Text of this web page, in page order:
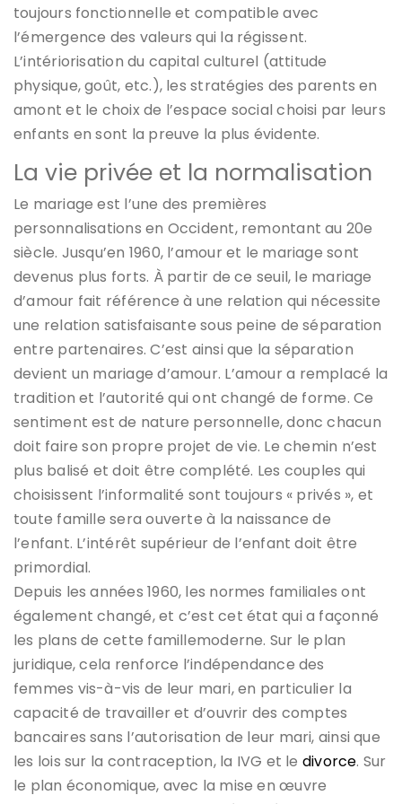
toujours fonctionnelle et compatible avec
l’émergence des valeurs qui la régissent.
L’intériorisation du capital culturel (attitude
physique, goût, etc.), les stratégies des parents en
amont et le choix de l’espace social choisi par leurs
enfants en sont la preuve la plus évidente.
La vie privée et la normalisation
Le mariage est l’une des premières
personnalisations en Occident, remontant au 20e
siècle. Jusqu’en 1960, l’amour et le mariage sont
devenus plus forts. À partir de ce seuil, le mariage
d’amour fait référence à une relation qui nécessite
une relation satisfaisante sous peine de séparation
entre partenaires. C’est ainsi que la séparation
devient un mariage d’amour. L’amour a remplacé la
tradition et l’autorité qui ont changé de forme. Ce
sentiment est de nature personnelle, donc chacun
doit faire son propre projet de vie. Le chemin n’est
plus balisé et doit être complété. Les couples qui
choisissent l’informalité sont toujours « privés », et
toute famille sera ouverte à la naissance de
l’enfant. L’intérêt supérieur de l’enfant doit être
primordial.
Depuis les années 1960, les normes familiales ont
également changé, et c’est cet état qui a façonné
les plans de cette famillemoderne. Sur le plan
juridique, cela renforce l’indépendance des
femmes vis-à-vis de leur mari, en particulier la
capacité de travailler et d’ouvrir des comptes
bancaires sans l’autorisation de leur mari, ainsi que
les lois sur la contraception, la IVG et le divorce. Sur
le plan économique, avec la mise en œuvre